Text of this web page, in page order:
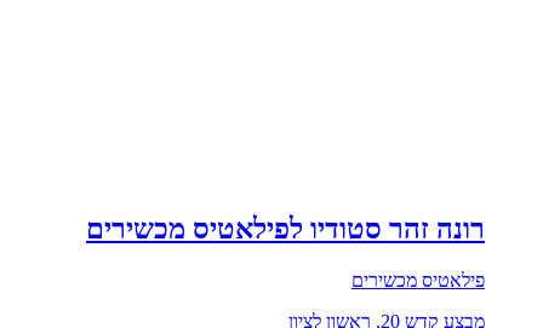
רונה זהר סטודיו לפילאטיס מכשירים
פילאטיס מכשירים
מבצע קדש 20, ראשון לציון